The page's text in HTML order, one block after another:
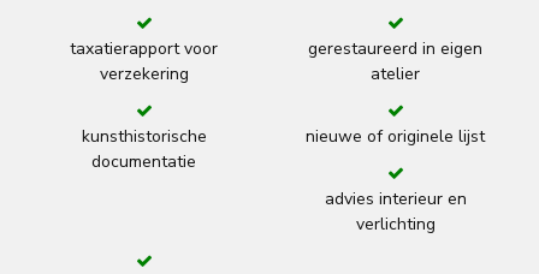
taxatierapport voor
verzekering
gerestaureerd in eigen
atelier
kunsthistorische
documentatie
nieuwe of originele lijst
advies interieur en
verlichting